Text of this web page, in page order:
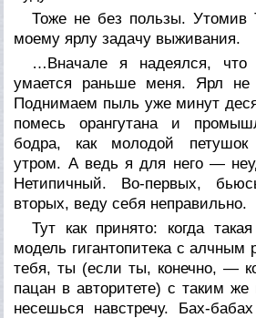
Тоже не без пользы. Утомив
моему ярлу задачу выживания.
…Вначале я надеялся, что
умается раньше меня. Ярл не
Поднимаем пыль уже минут
помесь орангутана и
бодра, как молодой
утром. А ведь я для него —
Нетипичный. Во-первых,
вторых, веду себя неправильно.
Тут как принято: когда
модель гигантопитека с алчным
тебя, ты (если ты, конечно, —
пацан в авторитете) с таким
несешься навстречу. Бах-